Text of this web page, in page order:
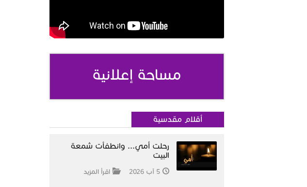
مساحة إعلانية
أقلام مقدسية
رحلت أمي... وانطفأت شمعة
البيت
5 آب 2026 اقرأ المزيد